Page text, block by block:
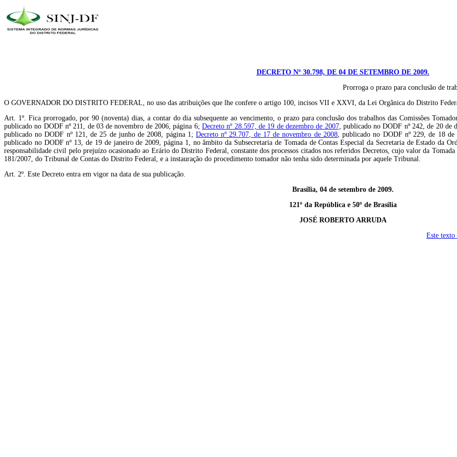
DECRETO Nº 30.798, DE 04 DE SETEMBRO DE 2009.
Prorroga o prazo para conclusão de
O GOVERNADOR DO DISTRITO FEDERAL, no uso das atribuições que lhe confere o artigo 100, incisos VII e XXVI, da Lei Orgânica do Distrito
Art. 1º. Fica prorrogado, por 90 (noventa) dias, a contar do dia subsequente ao vencimento, o prazo para conclusão dos trabalhos das Comissões
publicado no DODF nº 211, de 03 de novembro de 2006, página 6;Decreto nº 28.597, de 19 de dezembro de 2007, publicado no DODF nº 242, de 20 de
publicado no DODF nº 121, de 25 de junho de 2008, página 1;Decreto nº 29.707, de 17 de novembro de 2008, publicado no DODF nº 229, de 18
publicado no DODF nº 13, de 19 de janeiro de 2009, página 1, no âmbito da Subsecretaria de Tomada de Contas Especial da Secretaria de Estado da
responsabilidade civil pelo prejuízo ocasionado ao Erário do Distrito Federal, constante dos processos citados nos referidos Decretos, cujo valor da Tomada
181/2007, do Tribunal de Contas do Distrito Federal, e a instauração do procedimento tomador não tenha sido determinada por aquele Tribunal.
Art. 2º. Este Decreto entra em vigor na data de sua publicação.
Brasília, 04 de setembro de 2009.
121º da República e 50º de Brasília
JOSÉ ROBERTO ARRUDA
Este texto